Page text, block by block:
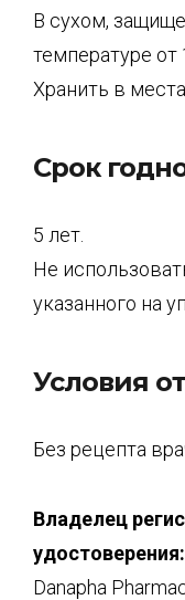
В сухом,
температуре от
Хранить в
Срок
5 лет.
Не
указанного на
Условия
Без рецепта
Владелец
удостоверения:
Danapha